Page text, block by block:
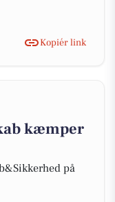
Kopiér link
kæmper
på